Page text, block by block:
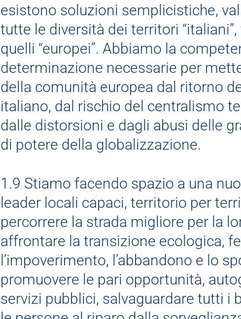
esistono soluzioni semplicistiche,
tutte le diversità dei territori
quelli “europei”. Abbiamo la
determinazione necessarie per
della comunità europea dal ritorno
italiano, dal rischio del centralismo
dalle distorsioni e dagli abusi delle
di potere della globalizzazione.
1.9 Stiamo facendo spazio a una
leader locali capaci, territorio per
percorrere la strada migliore per la
affrontare la transizione ecologica,
l’impoverimento, l’abbandono e lo
promuovere le pari opportunità,
servizi pubblici, salvaguardare tutti i